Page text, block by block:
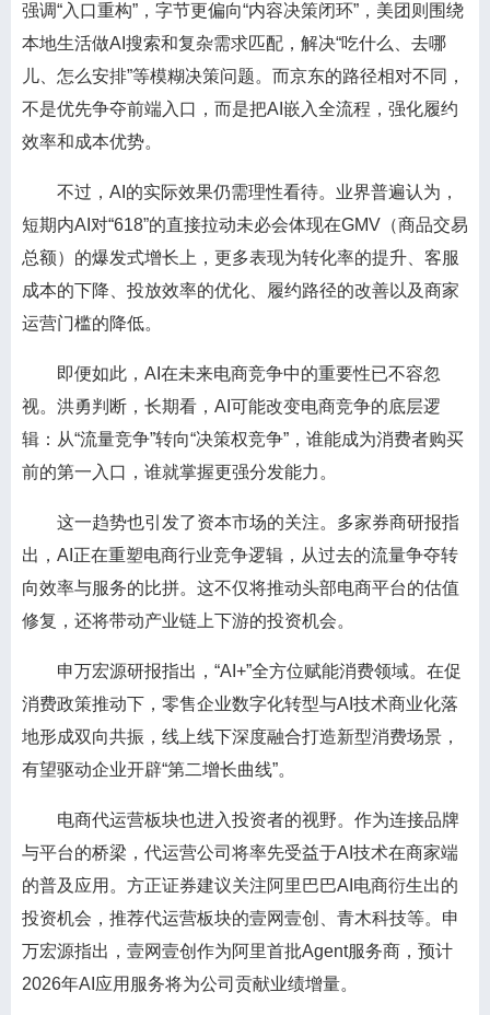
强调“入口重构”，字节更偏向“内容决策闭环”，美团则围绕
本地生活做AI搜索和复杂需求匹配，解决“吃什么、去哪
儿、怎么安排”等模糊决策问题。而京东的路径相对不同，
不是优先争夺前端入口，而是把AI嵌入全流程，强化履约
效率和成本优势。
不过，AI的实际效果仍需理性看待。业界普遍认为，
短期内AI对“618”的直接拉动未必会体现在GMV（商品交易
总额）的爆发式增长上，更多表现为转化率的提升、客服
成本的下降、投放效率的优化、履约路径的改善以及商家
运营门槛的降低。
即便如此，AI在未来电商竞争中的重要性已不容忽
视。洪勇判断，长期看，AI可能改变电商竞争的底层逻
辑：从“流量竞争”转向“决策权竞争”，谁能成为消费者购买
前的第一入口，谁就掌握更强分发能力。
这一趋势也引发了资本市场的关注。多家券商研报指
出，AI正在重塑电商行业竞争逻辑，从过去的流量争夺转
向效率与服务的比拼。这不仅将推动头部电商平台的估值
修复，还将带动产业链上下游的投资机会。
申万宏源研报指出，“AI+”全方位赋能消费领域。在促
消费政策推动下，零售企业数字化转型与AI技术商业化落
地形成双向共振，线上线下深度融合打造新型消费场景，
有望驱动企业开辟“第二增长曲线”。
电商代运营板块也进入投资者的视野。作为连接品牌
与平台的桥梁，代运营公司将率先受益于AI技术在商家端
的普及应用。方正证券建议关注阿里巴巴AI电商衍生出的
投资机会，推荐代运营板块的壹网壹创、青木科技等。申
万宏源指出，壹网壹创作为阿里首批Agent服务商，预计
2026年AI应用服务将为公司贡献业绩增量。